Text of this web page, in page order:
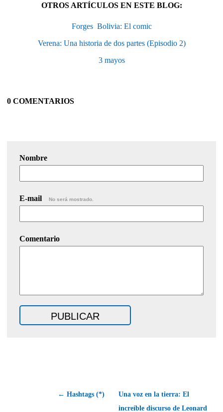
OTROS ARTÍCULOS EN ESTE BLOG:
Forges  Bolivia: El comic
Verena: Una historia de dos partes (Episodio 2)
3 mayos
0 COMENTARIOS
Nombre
E-mail No será mostrado.
Comentario
← Hashtags (*)
Una voz en la tierra: El
increíble discurso de Leonard